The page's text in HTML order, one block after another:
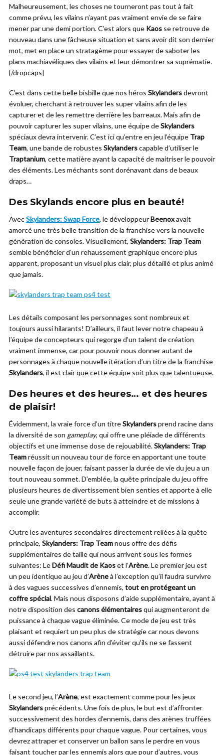
Malheureusement, les choses ne tourneront pas tout à fait
comme prévu, les vilains n’ayant pas vraiment envie de se faire
mener par une demi portion. C’est alors que Kaos se retrouve de
nouveau dans une fâcheuse situation et sans avoir dit son dernier
mot, met en place un stratagème pour essayer de saboter les
plans machiavéliques des vilains et leur démontrer sa suprématie.
[/dropcaps]
C’est dans cette belle bisbille que nos héros Skylandersdevront
évoluer, cherchant à retrouver les super vilains afin de les
capturer et de les remettre derrière les barreaux. Mais afin de
pouvoir capturer les super vilains, une équipe deSkylanders
spéciaux devra intervenir. C’est ici qu’entre en jeu l’équipe Trap
Team, une bande de robustes Skylanderscapable d’utiliser le
Traptanium, cette matière ayant la capacité de maitriser le pouvoir
des éléments. Les méchants sont dorénavant dans de beaux
draps…
Des Skylands encore plus en beauté!
AvecSkylanders: Swap Force, le développeurBeenoxavait
amorcé une très belle transition de la franchise vers la nouvelle
génération de consoles. Visuellement, Skylanders: Trap Team
semble bénéficier d’un rehaussement graphique encore plus
apparent, proposant un visuel plus clair, plus détaillé et plus animé
que jamais.
Les détails composant les personnages sont nombreux et
toujours aussi hilarants! D’ailleurs, il faut lever notre chapeau à
l’équipe de concepteurs qui regorge d’un talent de création
vraiment immense, car pour pouvoir nous donner autant de
personnages à chaque nouvelle itération d’un titre de la franchise
Skylanders, il est clair que cette équipe soit plus que talentueuse.
Des heures et des heures… et des heures
de plaisir!
Évidemment, la vraie force d’un titreSkylandersprend racine dans
la diversité de son gameplay, qui offre une pléiade de différents
objectifs et une immense dose de rejouabilité.Skylanders: Trap
Teamréussit un nouveau tour de force en apportant une toute
nouvelle façon de jouer, faisant passer la durée de vie du jeu a un
tout nouveau sommet. D’emblée, la quête principale du jeu offre
plusieurs heures de divertissement bien senties et apporte à elle
seule une grande variété de buts à atteindre et de missions à
accomplir.
Outre les aventures secondaires directement reliées à la quête
principale, Skylanders: Trap Teamnous offre des défis
supplémentaires de taille qui nous arrivent sous les formes
suivantes: LeDéfi Maudit de Kaoset l’Arène. Le premier jeu est
un peu identique au jeu d’Arèneà l’exception qu’il faudra survivre
à des vagues successives d’ennemis, tout en protégeant un
coffre spécial. Mais nous disposons d’aide supplémentaire, ayant à
notre disposition des canons élémentairesqui augmenteront de
puissance à chaque vague éliminée. Ce mode de jeu est très
plaisant et requiert un peu plus de stratégie car nous devons
aussi défendre nos canons afin d’éviter qu’ils ne se fassent
détruire par nos assaillants.
Le second jeu, l’Arène, est exactement comme pour les jeux
Skylandersprécédents. Une fois de plus, le but est d’affronter
successivement des hordes d’ennemis, dans des arènes truffées
d’handicaps différents pour chaque vague. Pour certaines, vous
devrez attraper et conserver un ballon sans le perdre en vous
faisant toucher par les ennemis alors que pour d’autres, vous